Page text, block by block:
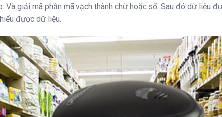
Và giải mã phần mã vạch thành chữ hoặc số. Sau đó dữ liệu
được dữ liệu.